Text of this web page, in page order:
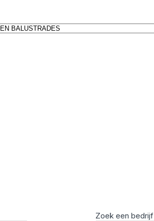
Zoek een bedrijf